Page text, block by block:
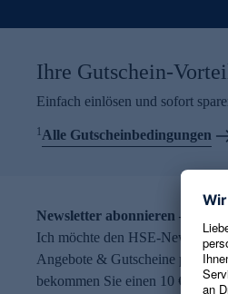
Ihre Gutschein-
Einfach einlösen und sofort
1Alle Gutscheinbedingungen
Newsletter abonnieren – 10 €
Ich möchte den HSE-Newsletter
Angebote & Gutscheine per E-
bekommen Sie einen 10 €